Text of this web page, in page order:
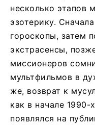
несколько этапов
эзотерику.
гороскопы, затем
экстрасенсы,
миссионеров
мультфильмов в
же, возврат к
как в начале
появлялся на